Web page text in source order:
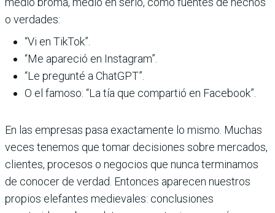
o verdades:
“Vi en TikTok”.
“Me apareció en Instagram”.
“Le pregunté a ChatGPT”.
O el famoso: “La tía que compartió en Facebook”.
En las empresas pasa exactamente lo mismo. Muchas
veces tenemos que tomar decisiones sobre mercados,
clientes, procesos o negocios que nunca terminamos
de conocer de verdad. Entonces aparecen nuestros
propios elefantes medievales: conclusiones